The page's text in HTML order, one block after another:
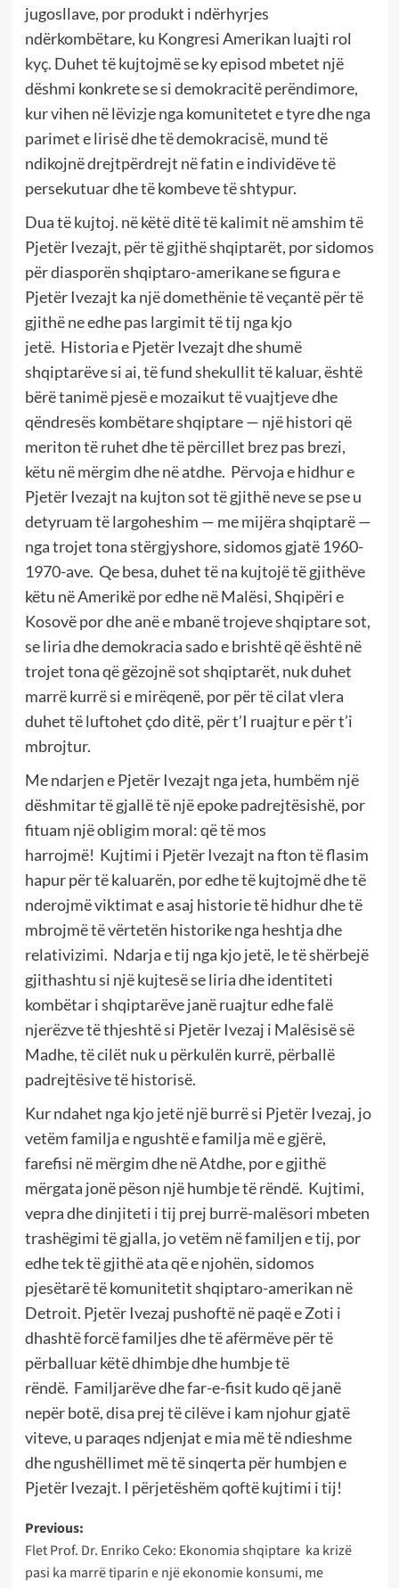
jugosllave, por produkt i ndërhyrjes
ndërkombëtare, ku Kongresi Amerikan luajti rol
kyç. Duhet të kujtojmë se ky episod mbetet një
dëshmi konkrete se si demokracitë perëndimore,
kur vihen në lëvizje nga komunitetet e tyre dhe nga
parimet e lirisë dhe të demokracisë, mund të
ndikojnë drejtpërdrejt në fatin e individëve të
persekutuar dhe të kombeve të shtypur.
Dua të kujtoj. në këtë ditë të kalimit në amshim të
Pjetër Ivezajt, për të gjithë shqiptarët, por sidomos
për diasporën shqiptaro-amerikane se figura e
Pjetër Ivezajt ka një domethënie të veçantë për të
gjithë ne edhe pas largimit të tij nga kjo
jetë. Historia e Pjetër Ivezajt dhe shumë
shqiptarëve si ai, të fund shekullit të kaluar, është
bërë tanimë pjesë e mozaikut të vuajtjeve dhe
qëndresës kombëtare shqiptare — një histori që
meriton të ruhet dhe të përcillet brez pas brezi,
këtu në mërgim dhe në atdhe. Përvoja e hidhur e
Pjetër Ivezajt na kujton sot të gjithë neve se pse u
detyruam të largoheshim — me mijëra shqiptarë —
nga trojet tona stërgjyshore, sidomos gjatë 1960-
1970-ave. Qe besa, duhet të na kujtojë të gjithëve
këtu në Amerikë por edhe në Malësi, Shqipëri e
Kosovë por dhe anë e mbanë trojeve shqiptare sot,
se liria dhe demokracia sado e brishtë që është në
trojet tona që gëzojnë sot shqiptarët, nuk duhet
marrë kurrë si e mirëqenë, por për të cilat vlera
duhet të luftohet çdo ditë, për t’I ruajtur e për t’i
mbrojtur.
Me ndarjen e Pjetër Ivezajt nga jeta, humbëm një
dëshmitar të gjallë të një epoke padrejtësishë, por
fituam një obligim moral: që të mos
harrojmë! Kujtimi i Pjetër Ivezajt na fton të flasim
hapur për të kaluarën, por edhe të kujtojmë dhe të
nderojmë viktimat e asaj historie të hidhur dhe të
mbrojmë të vërtetën historike nga heshtja dhe
relativizimi. Ndarja e tij nga kjo jetë, le të shërbejë
gjithashtu si një kujtesë se liria dhe identiteti
kombëtar i shqiptarëve janë ruajtur edhe falë
njerëzve të thjeshtë si Pjetër Ivezaj i Malësisë së
Madhe, të cilët nuk u përkulën kurrë, përballë
padrejtësive të historisë.
Kur ndahet nga kjo jetë një burrë si Pjetër Ivezaj, jo
vetëm familja e ngushtë e familja më e gjërë,
farefisi në mërgim dhe në Atdhe, por e gjithë
mërgata jonë pëson një humbje të rëndë. Kujtimi,
vepra dhe dinjiteti i tij prej burrë-malësori mbeten
trashëgimi të gjalla, jo vetëm në familjen e tij, por
edhe tek të gjithë ata që e njohën, sidomos
pjesëtarë të komunitetit shqiptaro-amerikan në
Detroit. Pjetër Ivezaj pushoftë në paqë e Zoti i
dhashtë forcë familjes dhe të afërmëve për të
përballuar këtë dhimbje dhe humbje të
rëndë. Familjarëve dhe far-e-fisit kudo që janë
nepër botë, disa prej të cilëve i kam njohur gjatë
viteve, u paraqes ndjenjat e mia më të ndieshme
dhe ngushëllimet më të sinqerta për humbjen e
Pjetër Ivezajt. I përjetëshëm qoftë kujtimi i tij!
Post
navigation
Previous:
Flet Prof. Dr. Enriko Ceko: Ekonomia shqiptare ka krizë
pasi ka marrë tiparin e një ekonomie konsumi, me